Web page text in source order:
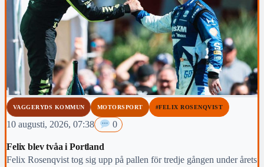
VAGGERYDS KOMMUN MOTORSPORT #FELIX ROSENQVIST
10 augusti, 2026, 07:38 0
Felix blev tvåa i Portland
Felix Rosenqvist tog sig upp på pallen för tredje gången under årets